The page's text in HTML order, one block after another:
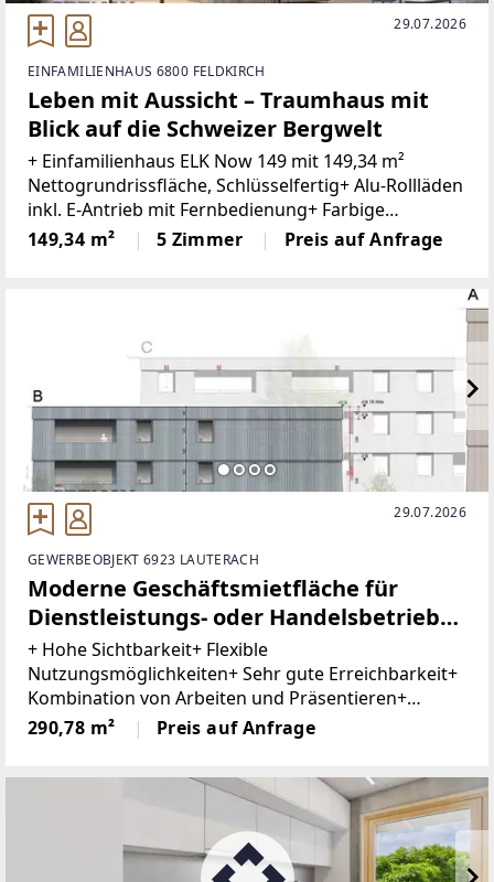
29.07.2026
EINFAMILIENHAUS 6800 FELDKIRCH
Leben mit Aussicht – Traumhaus mit
Blick auf die Schweizer Bergwelt
+ Einfamilienhaus ELK Now 149 mit 149,34 m²
Nettogrundrissfläche, Schlüsselfertig+ Alu-Rollläden
inkl. E-Antrieb mit Fernbedienung+ Farbige
Kunststoff-Alu-Fenster mit 3-fach Verglasung+
Moderne Eichentreppe+ 2-Farbige Putzfassade+
149,34 m² 5 Zimmer Preis auf Anfrage
29.07.2026
GEWERBEOBJEKT 6923 LAUTERACH
Moderne Geschäftsmietfläche für
Dienstleistungs- oder Handelsbetriebe
in bester, hoch frequentierter Lage von
Lauterach
+ Hohe Sichtbarkeit+ Flexible
Nutzungsmöglichkeiten+ Sehr gute Erreichbarkeit+
Kombination von Arbeiten und Präsentieren+
Barrierefrei+ Ausreichend Besucherparkplätze+
Tiefgaragenstellplatz optionalIn hoch frequentierter
290,78 m² Preis auf Anfrage